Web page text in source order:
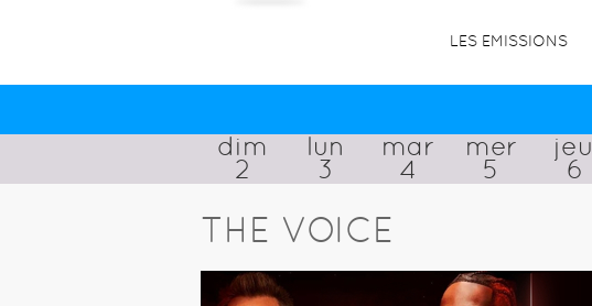
LES EMISSIONS
dim
2
lun
3
mar
4
mer
5
jeu
6
THE VOICE